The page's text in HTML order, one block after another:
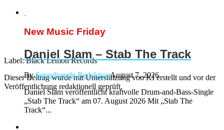
Label: Black Lemon Records
Dieser Beitrag wurde mit Unterstützung von KI erstellt und vor der
Veröffentlichung redaktionell geprüft.
New Music Friday
Daniel Slam – Stab The Track
BySoundjungle RedaktionAugust 7, 2026
Daniel Slam veröffentlicht kraftvolle Drum-and-Bass-Single
„Stab The Track“ am 07. August 2026 Mit „Stab The
Track“...